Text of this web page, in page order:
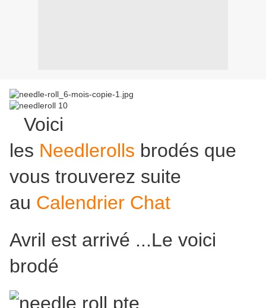
Voici
les Needlerolls brodés que
vous trouverez suite
au Calendrier Chat
Avril est arrivé ...Le voici
brodé